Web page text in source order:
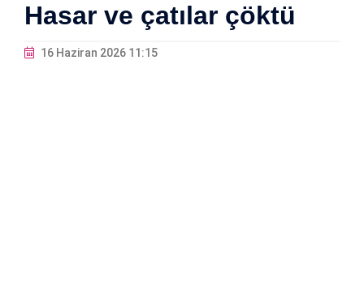
Hasar ve çatılar çöktü
16 Haziran 2026 11:15